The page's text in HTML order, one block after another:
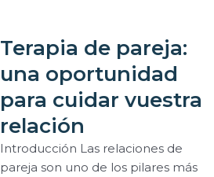
Terapia de pareja:
una oportunidad
para cuidar vuestra
relación
Introducción Las relaciones de
pareja son uno de los pilares más